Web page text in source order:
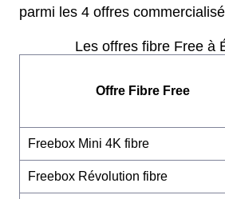
parmi les 4 offres
Les offres fibre Free à
Offre Fibre Free
Freebox Mini 4K fibre
Freebox Révolution fibre